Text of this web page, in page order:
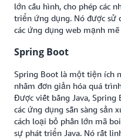
lớn cấu hình, cho phép các
triển ứng dụng. Nó được sử
các ứng dụng web mạnh
Spring Boot
Spring Boot là một tiện ích
nhằm đơn giản hóa quá
Được viết bằng Java,
các ứng dụng sẵn sàng sản
cách loại bỏ phần lớn mã
sự phát triển Java. Nó rất